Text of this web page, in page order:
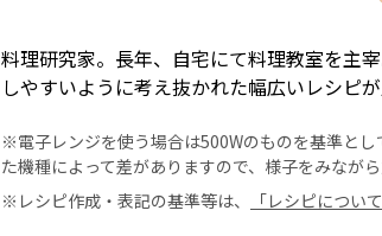
料理研究家。長年、自宅にて料理教室を主
しやすいように考え抜かれた幅広いレシピ
※電子レンジを使う場合は500Wのものを基準と
た機種によって差がありますので、様子をみながら
※レシピ作成・表記の基準等は、
「レシピについて